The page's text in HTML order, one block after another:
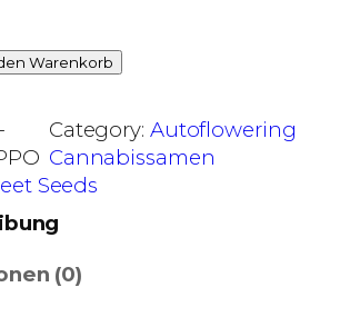
s
3
,
0
€
Warenkorb
Category: Autoflowering
Cannabissamen
Seeds
(0)